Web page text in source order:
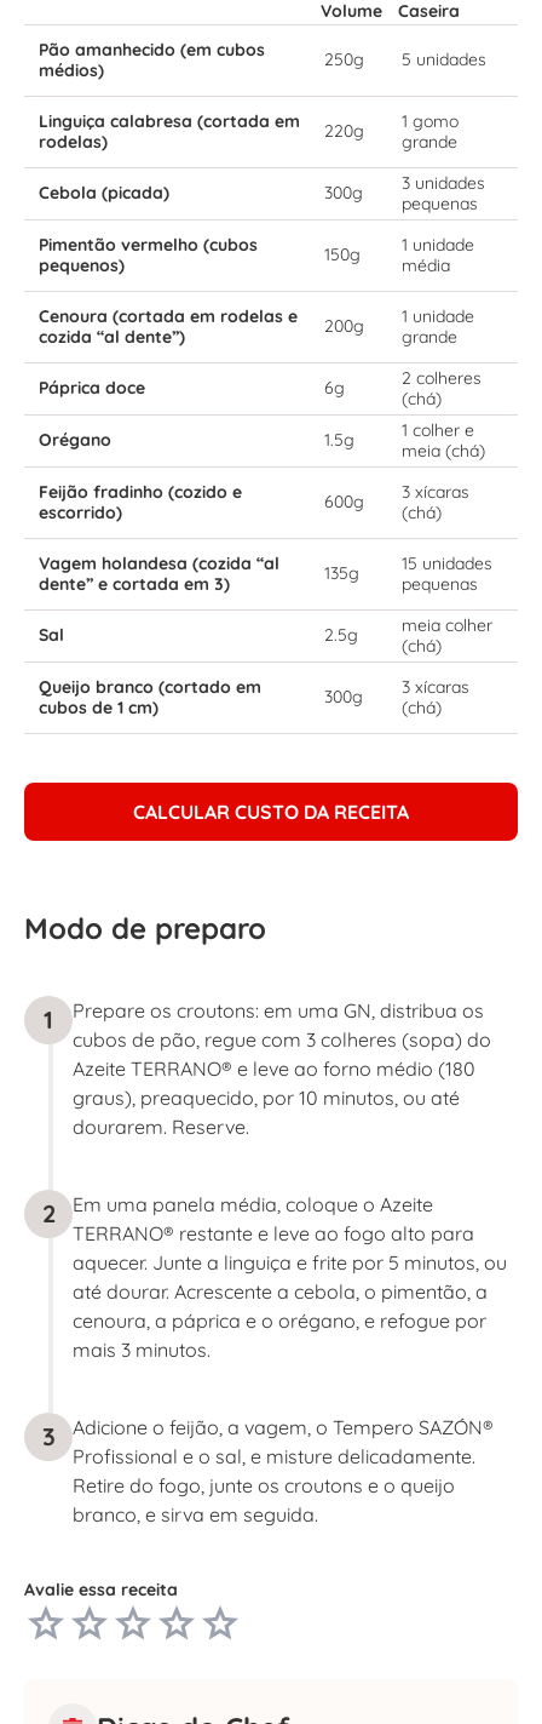
Volume
Caseira
Pão amanhecido (em cubos
médios)
250g 5 unidades
Linguiça calabresa (cortada em
rodelas)
220g
1 gomo
grande
Cebola (picada) 300g
3 unidades
pequenas
Pimentão vermelho (cubos
pequenos)
150g
1 unidade
média
Cenoura (cortada em rodelas e
cozida “al dente”)
200g
1 unidade
grande
Páprica doce 6g
2 colheres
(chá)
Orégano
1.5g
1 colher e
meia (chá)
Feijão fradinho (cozido e
escorrido)
600g
3 xícaras
(chá)
Vagem holandesa (cozida “al
dente” e cortada em 3)
135g
15 unidades
pequenas
Sal 2.5g
meia colher
(chá)
Queijo branco (cortado em
cubos de 1 cm)
300g
3 xícaras
(chá)
CALCULAR CUSTO DA RECEITA
Modo de preparo
1
Prepare os croutons: em uma GN, distribua os
cubos de pão, regue com 3 colheres (sopa) do
Azeite TERRANO® e leve ao forno médio (180
graus), preaquecido, por 10 minutos, ou até
dourarem. Reserve.
2
Em uma panela média, coloque o Azeite
TERRANO® restante e leve ao fogo alto para
aquecer. Junte a linguiça e frite por 5 minutos, ou
até dourar. Acrescente a cebola, o pimentão, a
cenoura, a páprica e o orégano, e refogue por
mais 3 minutos.
3
Adicione o feijão, a vagem, o Tempero SAZÓN®
Profissional e o sal, e misture delicadamente.
Retire do fogo, junte os croutons e o queijo
branco, e sirva em seguida.
Avalie essa receita